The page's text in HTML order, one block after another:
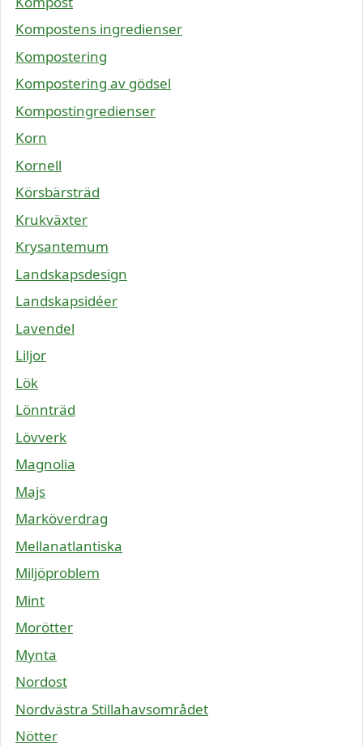
Kompostens ingredienser
Kompostering
Kompostering av gödsel
Kompostingredienser
Korn
Kornell
Körsbärsträd
Krukväxter
Krysantemum
Landskapsdesign
Landskapsidéer
Lavendel
Liljor
Lök
Lönnträd
Lövverk
Magnolia
Majs
Marköverdrag
Mellanatlantiska
Miljöproblem
Mint
Morötter
Mynta
Nordost
Nordvästra Stillahavsområdet
Nötter